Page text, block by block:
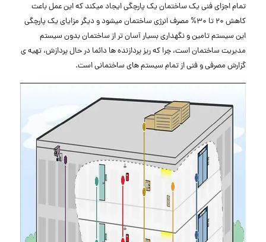
تمام اجزای فنی یک ساختمان یک پارچگی ایجاد میکند که این عمل باعث
کاهش 20 تا 30% مصرف انرژی ساختمان میشود و دیگر مزایای یک پارچگی
این سیستم تامین و نگهداری بسیار آسان تر از ساختمان بدون سیستم
مدیریت ساختمان است، چرا که ریز پردازنده ها دائما در حال پردازش، تهیه ی
گزارش مصرفی و فنی از تمام سیستم های ساختمانی است.